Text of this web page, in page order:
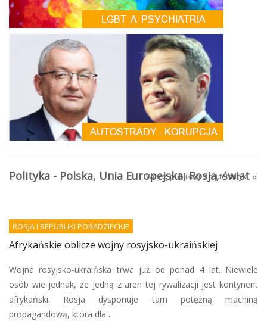
Polityka - Polska, Unia Europejska, Rosja, świat
Więcej publikacji z tej tematyki
ROSJA I REPUBLIKI PORADZIECKIE
Afrykańskie oblicze wojny rosyjsko-ukraińskiej
Wojna rosyjsko-ukraińska trwa już od ponad 4 lat. Niewiele
osób wie jednak, że jedną z aren tej rywalizacji jest kontynent
afrykański. Rosja dysponuje tam potężną machiną
propagandową, która dla ...